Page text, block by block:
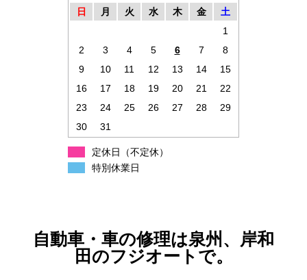
日
月 火 水 木 金
土
1
2
3 4 5 6 7
8
9
10 11 12 13 14
15
16
17 18 19 20 21
22
23
24 25 26 27 28
29
30
31
定休日（不定休）
特別休業日
自動車・車の修理は泉州、岸和
田のフジオートで。